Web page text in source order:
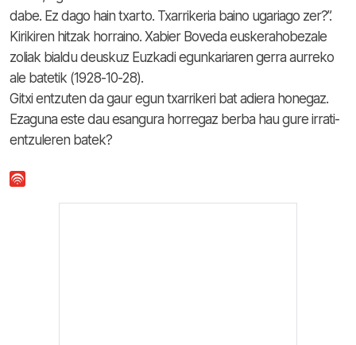
dabe. Ez dago hain txarto. Txarrikeria baino ugariago zer?”.
Kirikiren hitzak horraino. Xabier Boveda euskerahobezale
zoliak bialdu deuskuz Euzkadi egunkariaren gerra aurreko
ale batetik (1928-10-28).
Gitxi entzuten da gaur egun txarrikeri bat adiera honegaz.
Ezaguna este dau esangura horregaz berba hau gure irrati-
entzuleren batek?